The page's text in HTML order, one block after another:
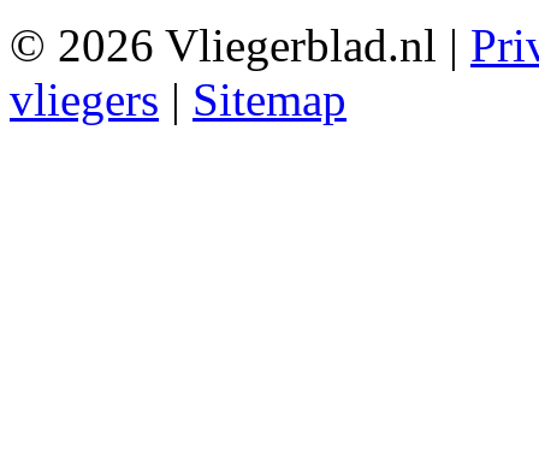
© 2026 Vliegerblad.nl |
vliegers | Sitemap